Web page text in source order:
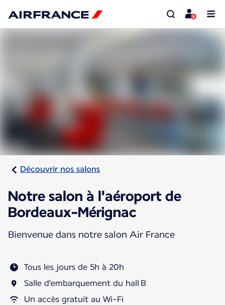
Découvrir nos salons
Notre salon à l'aéroport de
Bordeaux-Mérignac
Bienvenue dans notre salon Air France
Tous les jours de 5h à 20h
Salle d'embarquement du hall B
Un accès gratuit au Wi-Fi